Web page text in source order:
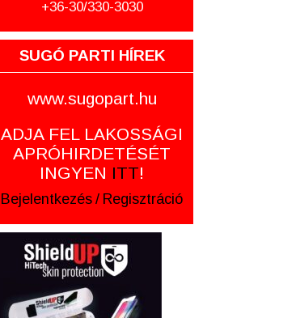
+36-30/330-3030
SUGÓ PARTI HÍREK
www.sugopart.hu
ADJA FEL LAKOSSÁGI
APRÓHIRDETÉSÉT
INGYEN ITT!
Bejelentkezés / Regisztráció